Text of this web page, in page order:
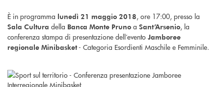
È in programma lunedì 21 maggio 2018, ore 17:00, presso la
Sala Cultura della Banca Monte Pruno a Sant’Arsenio, la
conferenza stampa di presentazione dell’evento Jamboree
regionale Minibasket- Categoria Esordienti Maschile e Femminile.